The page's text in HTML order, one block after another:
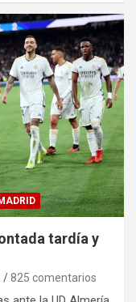
tardía y
825 comentarios